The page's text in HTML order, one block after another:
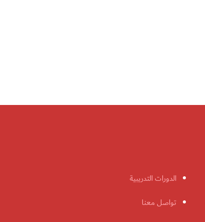
الدورات التدريبية
تواصل معنا